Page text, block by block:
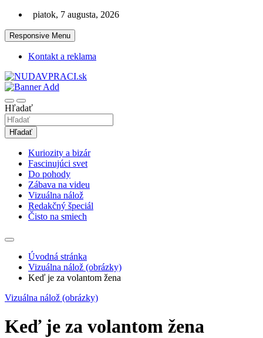
Skip
content
piatok, 7 augusta, 2026
Responsive Menu
Kontakt a reklama
nudaVpráci.sk
Hľadať
Hľadať
Kuriozity a bizár
Fascinujúci svet
Do pohody
Zábava na videu
Vizuálna nálož
Redakčný špeciál
Čisto na smiech
Úvodná stránka
Vizuálna nálož (obrázky)
Keď je za volantom žena
Vizuálna nálož (obrázky)
Keď je za volantom žena